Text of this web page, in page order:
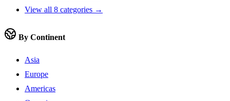
View all 8 categories →
By Continent
Asia
Europe
Americas